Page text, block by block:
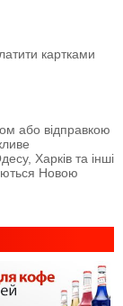
картками
або відправкою
Харків та інші
Новою